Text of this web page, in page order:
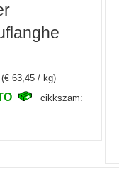
(€ 63,45 / kg)
cikkszam: